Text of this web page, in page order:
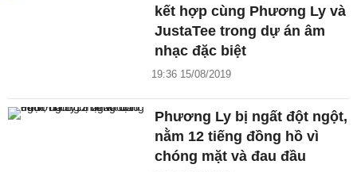
kết hợp cùng Phương Ly và
JustaTee trong dự án âm
nhạc đặc biệt
19:36 15/08/2019
Phương Ly bị ngất đột ngột,
nằm 12 tiếng đồng hồ vì
chóng mặt và đau đầu